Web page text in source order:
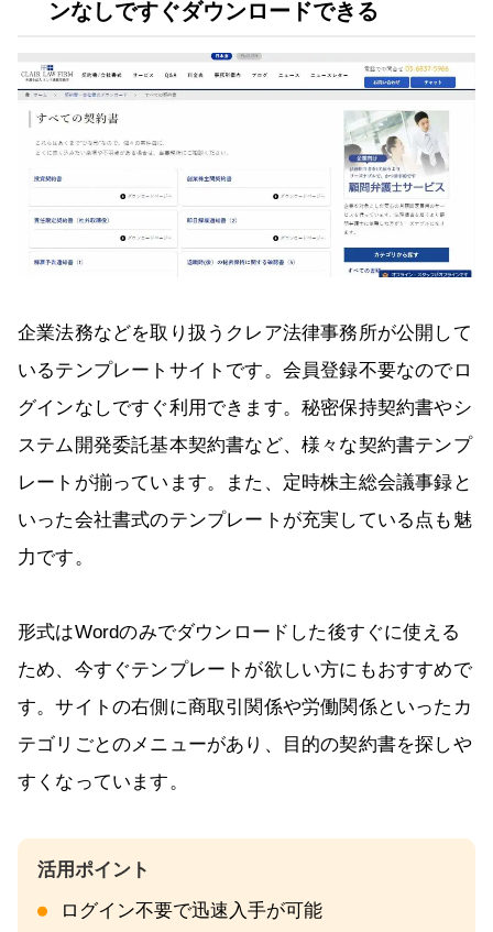
ンなしですぐダウンロードできる
企業法務などを取り扱うクレア法律事務所が公開して
いるテンプレートサイトです。会員登録不要なのでロ
グインなしですぐ利用できます。秘密保持契約書やシ
ステム開発委託基本契約書など、様々な契約書テンプ
レートが揃っています。また、定時株主総会議事録と
いった会社書式のテンプレートが充実している点も魅
力です。
形式はWordのみでダウンロードした後すぐに使える
ため、今すぐテンプレートが欲しい方にもおすすめで
す。サイトの右側に商取引関係や労働関係といったカ
テゴリごとのメニューがあり、目的の契約書を探しや
すくなっています。
ログイン不要で迅速入手が可能